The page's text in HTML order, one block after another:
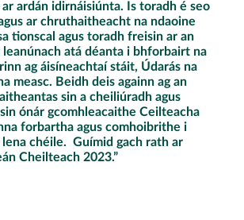
ar ardán idirnáisiúnta. Is toradh é seo
ar chruthaitheacht na ndaoine
tionscal agus toradh freisin ar an
atá déanta i bhforbairt na
ag áisíneachtaí stáit, Údarás na
measc. Beidh deis againn ag an
sin a cheiliúradh agus
ónár gcomhleacaithe Ceilteacha
forbartha agus comhoibrithe i
chéile. Guímid gach rath ar
Cheilteach 2023.”